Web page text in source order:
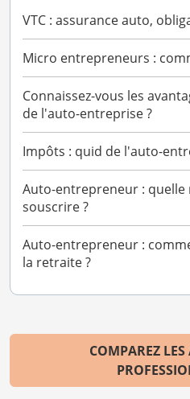
VTC : assurance auto,
Micro entrepreneurs :
Connaissez-vous les
de l'auto-entreprise ?
Impôts : quid de l'auto-
Auto-entrepreneur :
souscrire ?
Auto-entrepreneur :
la retraite ?
COMPAREZ LES